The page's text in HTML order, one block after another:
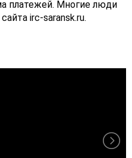
платежей. Многие люди
irc-saransk.ru.